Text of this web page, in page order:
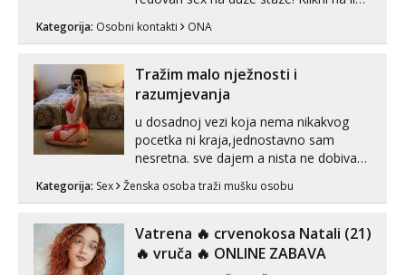
Kategorija: Osobni kontakti ONA
Tražim malo nježnosti i
razumjevanja
u dosadnoj vezi koja nema nikakvog
pocetka ni kraja,jednostavno sam
nesretna. sve dajem a nista ne dobivam
zadovoljiti moje potrebe,ne trazim puno
volim njezan seks i njezne poljupce po
tijelu koji me jako pale,obozavam kad
Kategorija: Sex Ženska osoba traži mušku osobu
Vatrena ‎️‍🔥 crvenokosa Natali (21)
‎️‍🔥 vruča‎ ️‍🔥 ONLINE ZABAVA